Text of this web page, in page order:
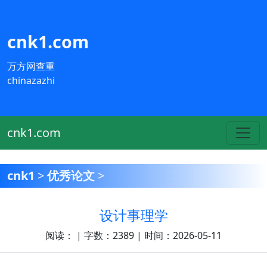
cnk1.com
万方网查重
chinazazhi
cnk1.com
cnk1 >优秀论文 >
设计事理学
阅读： | 字数：2389 | 时间：2026-05-11